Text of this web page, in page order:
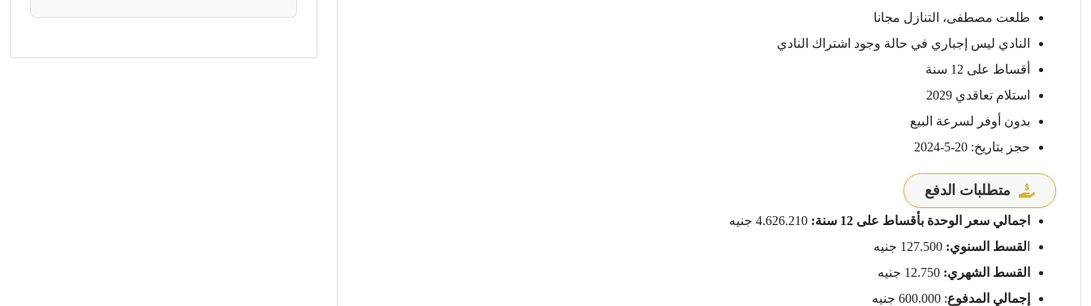
طلعت مصطفى، التنازل مجانا
النادي ليس إجباري في حالة وجود اشتراك النادي
أقساط على 12 سنة
استلام تعاقدي 2029
بدون أوفر لسرعة البيع
حجز بتاريخ: 20-5-2024
متطلبات الدفع
اجمالي سعر الوحدة بأقساط على 12 سنة:
لقسط السنوي:
القسط الشهري: 12.750 جنيه
إجمالي المدفوع: 600.000 جنيه